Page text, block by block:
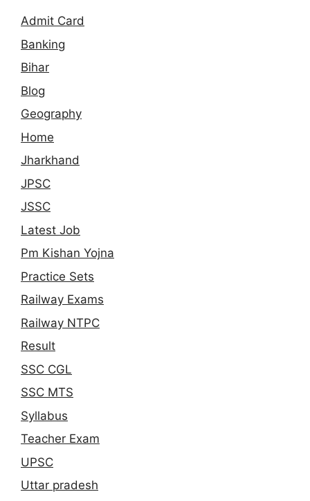
Admit Card
Banking
Bihar
Blog
Geography
Home
Jharkhand
JPSC
JSSC
Latest Job
Pm Kishan Yojna
Practice Sets
Railway Exams
Railway NTPC
Result
SSC CGL
SSC MTS
Syllabus
Teacher Exam
UPSC
Uttar pradesh